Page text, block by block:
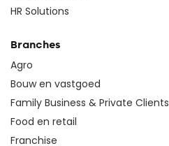
HR Solutions
Branches
Agro
Bouw en vastgoed
Family Business & Private Clients
Food en retail
Franchise